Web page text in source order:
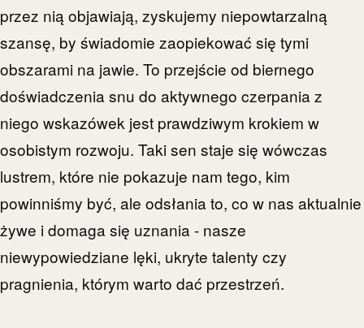
przez nią objawiają, zyskujemy niepowtarzalną
szansę, by świadomie zaopiekować się tymi
obszarami na jawie. To przejście od biernego
doświadczenia snu do aktywnego czerpania z
niego wskazówek jest prawdziwym krokiem w
osobistym rozwoju. Taki sen staje się wówczas
lustrem, które nie pokazuje nam tego, kim
powinniśmy być, ale odsłania to, co w nas aktualnie
żywe i domaga się uznania - nasze
niewypowiedziane lęki, ukryte talenty czy
pragnienia, którym warto dać przestrzeń.